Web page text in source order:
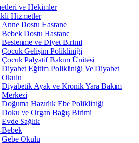
ve Hekimler
Hizmetler
Anne Dostu Hastane
Bebek Dostu Hastane
Beslenme ve Diyet Birimi
Çocuk Gelişim Polikliniği
Çocuk Palyatif Bakım Ünitesi
Diyabet Eğitim Polikliniği Ve Diyabet
Okulu
Diyabetik Ayak ve Kronik Yara Bakım
Merkezi
Doğuma Hazırlık Ebe Polikliniği
Doku ve Organ Bağış Birimi
Evde Sağlık
Bebek
Gebe Okulu